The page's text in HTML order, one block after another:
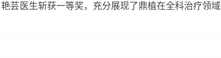
芸医生斩获一等奖，充分展现了鼎植在全科治疗领域